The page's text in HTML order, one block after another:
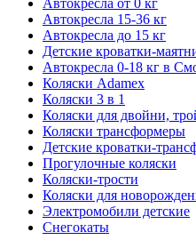
Автокресла от 0 кг
Автокресла 15-36 кг
Автокресла до 15 кг
Детские кроватки-
Автокресла 0-18 кг в
Коляски Adamex
Коляски 3 в 1
Коляски для двойни,
Коляски трансформеры
Детские кроватки-
Прогулочные коляски
Коляски-трости
Коляски для
Электромобили детские
Снегокаты